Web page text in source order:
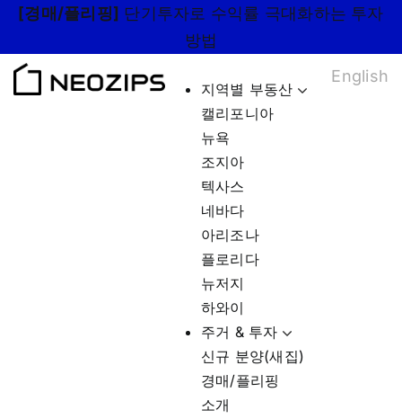
Skip
content
[경매/플리핑] 단기투자로 수익률 극대화하는 투자
방법
지역별 부동산
캘리포니아
뉴욕
조지아
텍사스
네바다
아리조나
플로리다
뉴저지
하와이
주거 & 투자
신규 분양(새집)
경매/플리핑
소개
English